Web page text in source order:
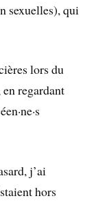
sexuelles), qui
lors du
regardant
j’ai
hors